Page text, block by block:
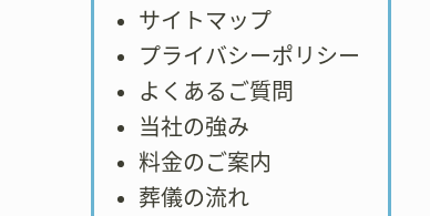
サイトマップ
プライバシーポリシー
よくあるご質問
当社の強み
料金のご案内
葬儀の流れ